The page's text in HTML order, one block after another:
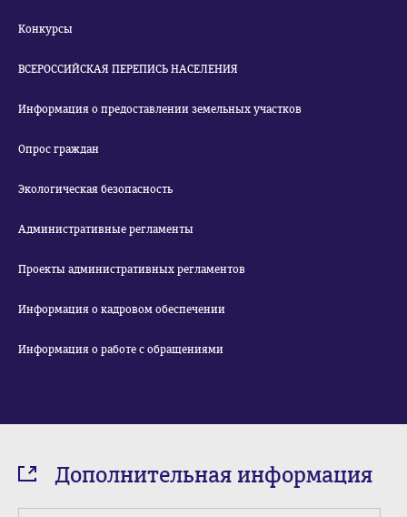
Конкурсы
ВСЕРОССИЙСКАЯ ПЕРЕПИСЬ НАСЕЛЕНИЯ
Информация о предоставлении земельных участков
Опрос граждан
Экологическая безопасность
Административные регламенты
Проекты административных регламентов
Информация о кадровом обеспечении
Информация о работе с обращениями
Дополнительная информация